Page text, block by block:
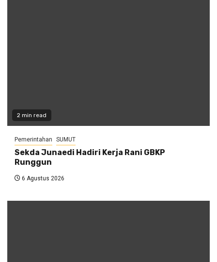
2 min read
Pemerintahan SUMUT
Sekda Junaedi Hadiri Kerja Rani GBKP
Runggun
6 Agustus 2026